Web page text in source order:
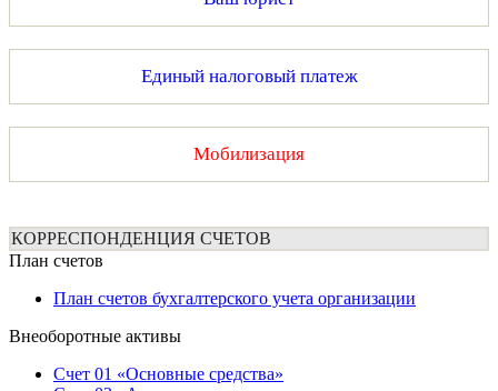
Единый налоговый платеж
Мобилизация
КОРРЕСПОНДЕНЦИЯ СЧЕТОВ
План счетов
План счетов бухгалтерского учета организации
Внеоборотные активы
Счет 01 «Основные средства»